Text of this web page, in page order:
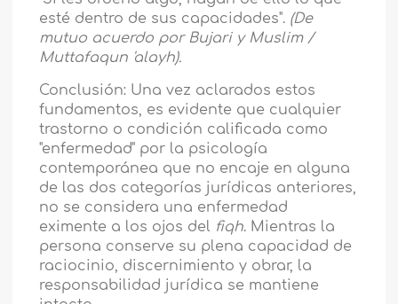
esté dentro de sus capacidades". (De
mutuo acuerdo por Bujari y Muslim /
Muttafaqun 'alayh).
Conclusión: Una vez aclarados estos
fundamentos, es evidente que cualquier
trastorno o condición calificada como
"enfermedad" por la psicología
contemporánea que no encaje en alguna
de las dos categorías jurídicas anteriores,
no se considera una enfermedad
eximente a los ojos del fiqh. Mientras la
persona conserve su plena capacidad de
raciocinio, discernimiento y obrar, la
responsabilidad jurídica se mantiene